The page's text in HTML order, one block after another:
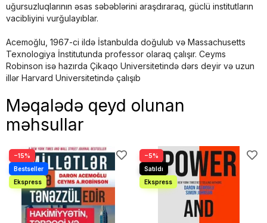
uğursuzluqlarının əsas səbəblərini araşdıraraq, güclü institutların
vacibliyini vurğulayıblar.
Acemoğlu, 1967-ci ildə İstanbulda doğulub və Massachusetts
Texnologiya İnstitutunda professor olaraq çalışır. Ceyms
Robinson isə hazırda Çikaqo Universitetində dərs deyir və uzun
illər Harvard Universitetində çalışıb
Məqalədə qeyd olunan
məhsullar
−15% −5%